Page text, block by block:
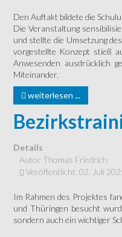
Den Auftakt bildete die
Die Veranstaltung
und stellte die Umsetzung
vorgestellte Konzept stieß
Anwesenden ausdrücklich
Miteinander.
weiterlesen ...
Details
Autor Thomas Friedrich
Veröffentlicht: 02. Juli
Im Rahmen des Projektes
und Thüringen besucht
sondern auch ein wichtiger